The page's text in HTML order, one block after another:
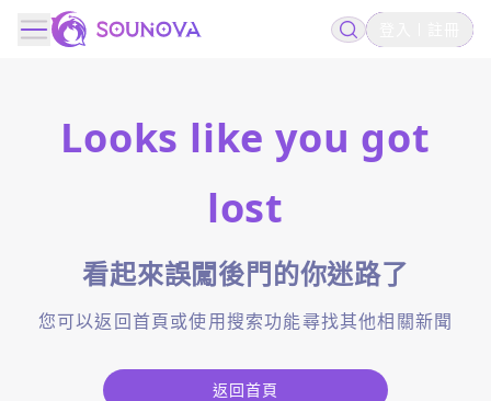
Looks like you got
lost
看起來誤闖後門的你迷路了
您可以返回首頁或使用搜索功能尋找其他相關新聞
返回首頁